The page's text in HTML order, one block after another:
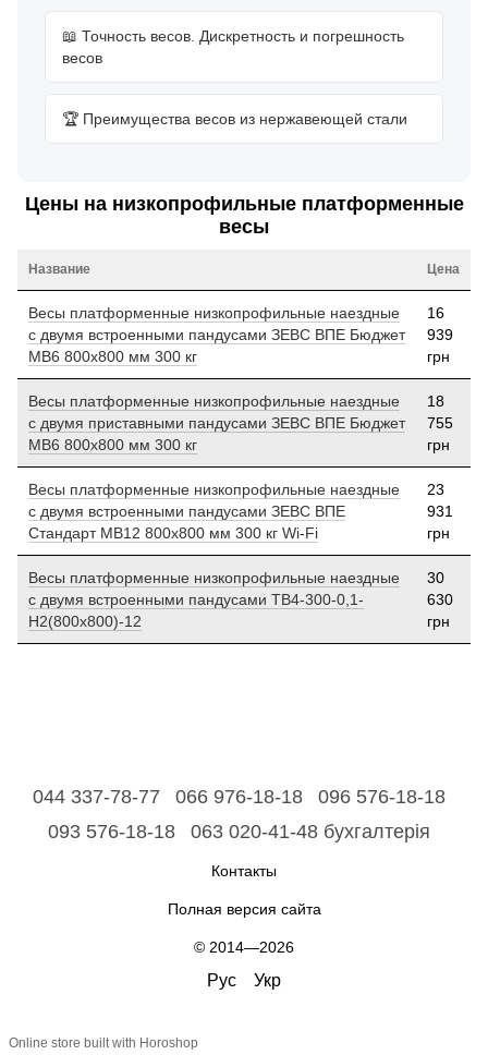
📖 Точность весов. Дискретность и погрешность
весов
🏆 Преимущества весов из нержавеющей стали
Цены на низкопрофильные платформенные
весы
Название Цена
Весы платформенные низкопрофильные наездные
с двумя встроенными пандусами ЗЕВС ВПЕ Бюджет
МВ6 800x800 мм 300 кг
16
939
грн
Весы платформенные низкопрофильные наездные
с двумя приставными пандусами ЗЕВС ВПЕ Бюджет
МВ6 800x800 мм 300 кг
18
755
грн
Весы платформенные низкопрофильные наездные
с двумя встроенными пандусами ЗЕВС ВПЕ
Стандарт МВ12 800x800 мм 300 кг Wi-Fi
23
931
грн
Весы платформенные низкопрофильные наездные
с двумя встроенными пандусами ТВ4-300-0,1-
Н2(800х800)-12
30
630
грн
044 337-78-77 066 976-18-18
096 576-18-18
093 576-18-18
063 020-41-48 бухгалтерія
Контакты
Полная версия сайта
© 2014—2026
Рус Укр
Online store built with Horoshop